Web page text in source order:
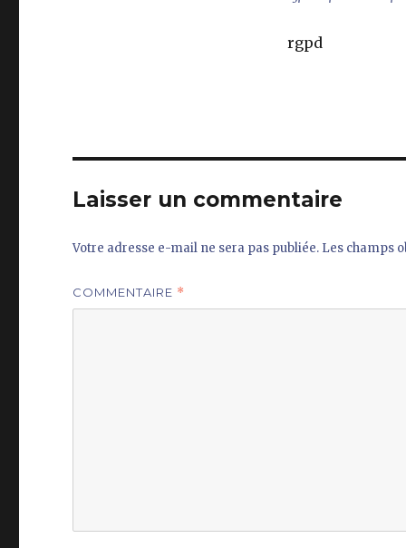
rgpd
Laisser un commentaire
Votre adresse e-mail ne sera pas publiée. Les champs
COMMENTAIRE *